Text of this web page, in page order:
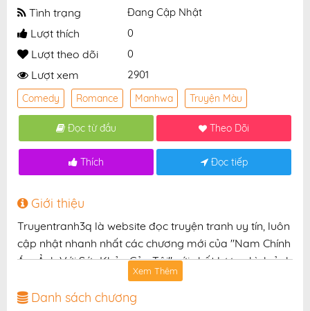
Tình trạng Đang Cập Nhật
Lượt thích 0
Lượt theo dõi 0
Lượt xem 2901
Comedy Romance Manhwa Truyện Màu
Đọc từ đầu Theo Dõi
Thích Đọc tiếp
Giới thiệu
Truyentranh3q là website đọc truyện tranh uy tín, luôn
cập nhật nhanh nhất các chương mới của "Nam Chính
Ám Ảnh Với Sức Khỏe Của Tôi" với chất lượng hình ảnh
sắc nét, bản dịch chuẩn và giao diện thân thiện, mang
đến trải nghiệm đọc truyện hấp dẫn, tiện lợi, hoàn
Xem Thêm
Danh sách chương